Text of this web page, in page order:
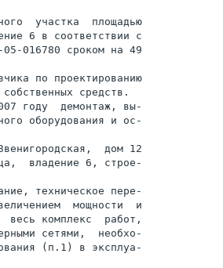
участка  площадью
6 в соответствии с
016780 сроком на 49
по проектированию
средств.
году  демонтаж, вы-
оборудования и ос-
дом 12
владение 6, строе-
техническое пере-
мощности  и
весь комплекс  работ,
сетями,  необхо-
(п.1) в эксплуа-